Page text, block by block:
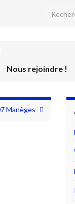
Search
Nous rejoindre !
Manèges